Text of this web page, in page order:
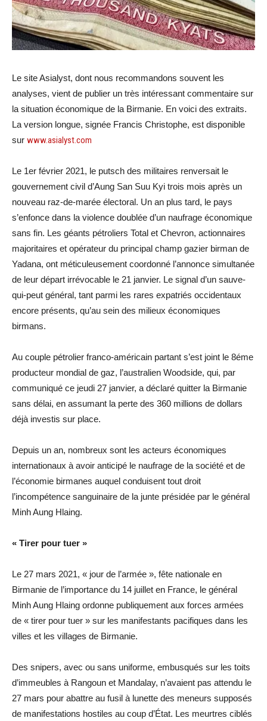
Le site Asialyst, dont nous recommandons souvent les
analyses, vient de publier un très intéressant commentaire sur
la situation économique de la Birmanie. En voici des extraits.
La version longue, signée Francis Christophe, est disponible
sur www.asialyst.com
Le 1er février 2021, le putsch des militaires renversait le
gouvernement civil d’Aung San Suu Kyi trois mois après un
nouveau raz-de-marée électoral. Un an plus tard, le pays
s’enfonce dans la violence doublée d’un naufrage économique
sans fin. Les géants pétroliers Total et Chevron, actionnaires
majoritaires et opérateur du principal champ gazier birman de
Yadana, ont méticuleusement coordonné l’annonce simultanée
de leur départ irrévocable le 21 janvier. Le signal d’un sauve-
qui-peut général, tant parmi les rares expatriés occidentaux
encore présents, qu’au sein des milieux économiques
birmans.
Au couple pétrolier franco-américain partant s’est joint le 8éme
producteur mondial de gaz, l’australien Woodside, qui, par
communiqué ce jeudi 27 janvier, a déclaré quitter la Birmanie
sans délai, en assumant la perte des 360 millions de dollars
déjà investis sur place.
Depuis un an, nombreux sont les acteurs économiques
internationaux à avoir anticipé le naufrage de la société et de
l’économie birmanes auquel conduisent tout droit
l’incompétence sanguinaire de la junte présidée par le général
Minh Aung Hlaing.
« Tirer pour tuer »
Le 27 mars 2021, « jour de l’armée », fête nationale en
Birmanie de l’importance du 14 juillet en France, le général
Minh Aung Hlaing ordonne publiquement aux forces armées
de « tirer pour tuer » sur les manifestants pacifiques dans les
villes et les villages de Birmanie.
Des snipers, avec ou sans uniforme, embusqués sur les toits
d’immeubles à Rangoun et Mandalay, n’avaient pas attendu le
27 mars pour abattre au fusil à lunette des meneurs supposés
de manifestations hostiles au coup d’État. Les meurtres ciblés